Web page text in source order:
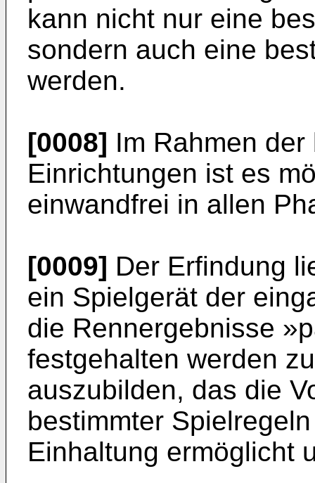
kann nicht nur eine
sondern auch eine
werden.
[0008] Im Rahmen
Einrichtungen ist es
einwandfrei in allen
[0009] Der Erfindung
ein Spielgerät der
die Rennergebnisse
festgehalten werden
auszubilden, das die
bestimmter
Einhaltung ermöglicht